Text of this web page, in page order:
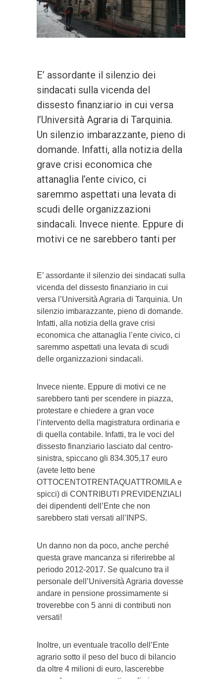
E’ assordante il silenzio dei
sindacati sulla vicenda del
dissesto finanziario in cui versa
l’Università Agraria di Tarquinia.
Un silenzio imbarazzante, pieno di
domande. Infatti, alla notizia della
grave crisi economica che
attanaglia l’ente civico, ci
saremmo aspettati una levata di
scudi delle organizzazioni
sindacali. Invece niente. Eppure di
motivi ce ne sarebbero tanti per
E’ assordante il silenzio dei sindacati sulla
vicenda del dissesto finanziario in cui
versa l’Università Agraria di Tarquinia. Un
silenzio imbarazzante, pieno di domande.
Infatti, alla notizia della grave crisi
economica che attanaglia l’ente civico, ci
saremmo aspettati una levata di scudi
delle organizzazioni sindacali.
Invece niente. Eppure di motivi ce ne
sarebbero tanti per scendere in piazza,
protestare e chiedere a gran voce
l’intervento della magistratura ordinaria e
di quella contabile. Infatti, tra le voci del
dissesto finanziario lasciato dal centro-
sinistra, spiccano gli 834.305,17 euro
(avete letto bene
OTTOCENTOTRENTAQUATTROMILA e
spicci) di CONTRIBUTI PREVIDENZIALI
dei dipendenti dell’Ente che non
sarebbero stati versati all’INPS.
Un danno non da poco, anche perché
questa grave mancanza si riferirebbe al
periodo 2012-2017. Se qualcuno tra il
personale dell’Università Agraria dovesse
andare in pensione prossimamente si
troverebbe con 5 anni di contributi non
versati!
Inoltre, un eventuale tracollo dell’Ente
agrario sotto il peso del buco di bilancio
da oltre 4 milioni di euro, lascerebbe